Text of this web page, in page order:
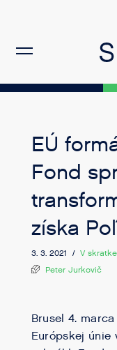
EÚ
Fond
získa
3. 3. 2021 / V skratke
Peter Jurkovič
Brusel 4.
Európskej únie